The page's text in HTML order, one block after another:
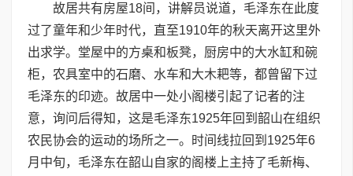
故居共有房屋18间，讲解员说道，毛泽东在此度
过了童年和少年时代，直至1910年的秋天离开这里外
出求学。堂屋中的方桌和板凳，厨房中的大水缸和碗
柜，农具室中的石磨、水车和大木耙等，都曾留下过
毛泽东的印迹。故居中一处小阁楼引起了记者的注
意，询问后得知，这是毛泽东1925年回到韶山在组织
农民协会的运动的场所之一。时间线拉回到1925年6
月中旬，毛泽东在韶山自家的阁楼上主持了毛新梅、